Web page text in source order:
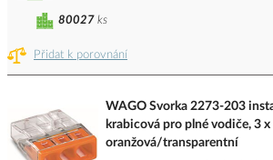
Přidat k porovnání
80027 ks
WAGO Svorka 2273-203
krabicová pro plné vodiče, 3 x
oranžová/transparentní